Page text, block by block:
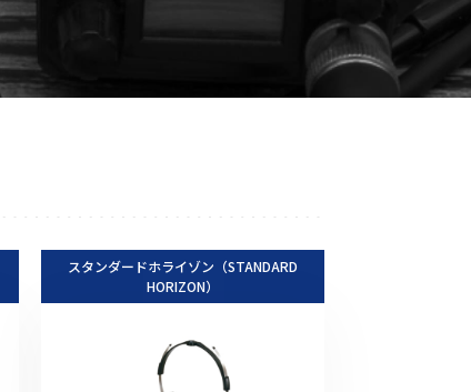
ポータブルワイヤレスアンプ
レコーダー
その他関連商品
スタンダードホライゾン（STANDARD
HORIZON）